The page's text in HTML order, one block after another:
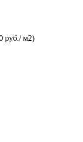
руб./ м2)